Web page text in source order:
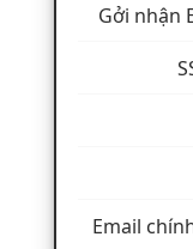
Gởi nhận
Email